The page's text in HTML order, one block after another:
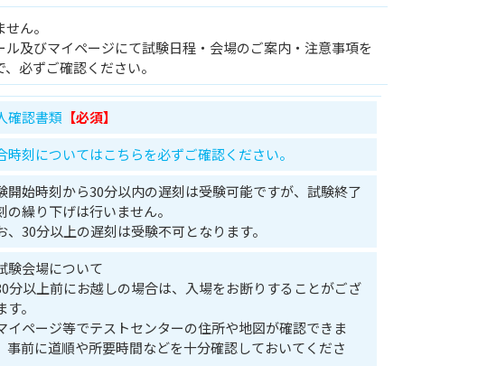
ん。
及びマイページにて試験日程・会場のご案内・注意事項を
必ずご確認ください。
確認書類 【必須】
時刻についてはこちらを必ずご確認ください。
開始時刻から30分以内の遅刻は受験可能ですが、試験終了
の繰り下げは行いません。
、30分以上の遅刻は受験不可となります。
会場について
分以上前にお越しの場合は、入場をお断りすることがござ
す。
イページ等でテストセンターの住所や地図が確認できま
事前に道順や所要時間などを十分確認しておいてくださ